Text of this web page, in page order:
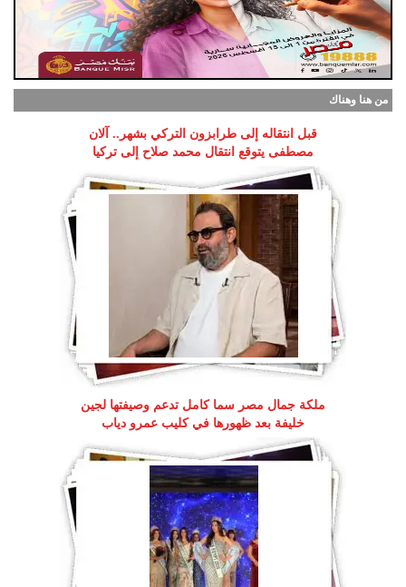
من هنا وهناك
قبل انتقاله إلى طرابزون التركي بشهر.. آلان
مصطفى يتوقع انتقال محمد صلاح إلى تركيا
ملكة جمال مصر سما كامل تدعم وصيفتها لجين
خليفة بعد ظهورها في كليب عمرو دياب